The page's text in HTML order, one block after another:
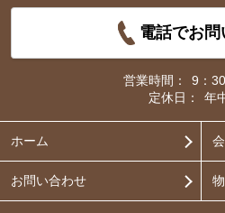
電話でお
営業時間：
9：
定休日：
年
ホーム
お問い合わせ